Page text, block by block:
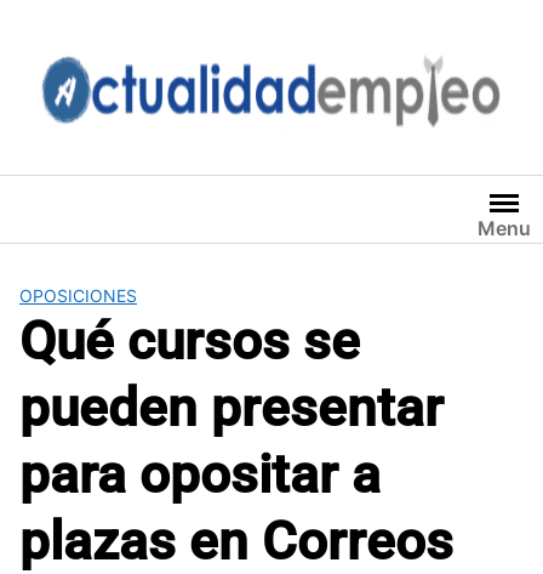
contenido
Menu
OPOSICIONES
Qué cursos se
pueden presentar
para opositar a
plazas en Correos